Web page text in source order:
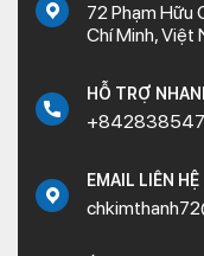
72 Phạm Hữu
Chí Minh, Việt
HỖ TRỢ
EMAIL LIÊN HỆ